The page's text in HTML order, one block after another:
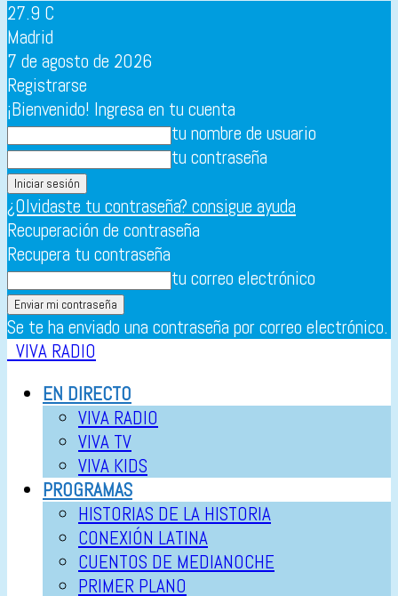
27.9 C
Madrid
7 de agosto de 2026
Registrarse
¡Bienvenido! Ingresa en tu cuenta
tu nombre de usuario
tu contraseña
¿Olvidaste tu contraseña? consigue ayuda
Recuperación de contraseña
Recupera tu contraseña
tu correo electrónico
Se te ha enviado una contraseña por correo electrónico.
VIVA RADIO
EN DIRECTO
VIVA RADIO
VIVA TV
VIVA KIDS
PROGRAMAS
HISTORIAS DE LA HISTORIA
CONEXIÓN LATINA
CUENTOS DE MEDIANOCHE
PRIMER PLANO